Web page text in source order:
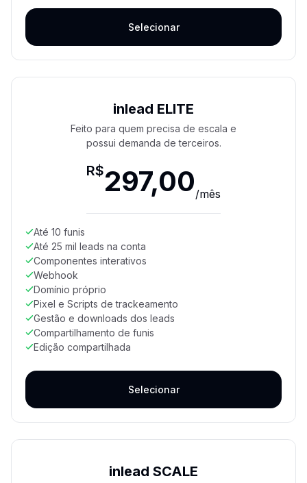
Selecionar
inlead ELITE
Feito para quem precisa de escala e
possui demanda de terceiros.
R$297,00/mês
Até 10 funis
Até 25 mil leads na conta
Componentes interativos
Webhook
Domínio próprio
Pixel e Scripts de trackeamento
Gestão e downloads dos leads
Compartilhamento de funis
Edição compartilhada
Selecionar
inlead SCALE